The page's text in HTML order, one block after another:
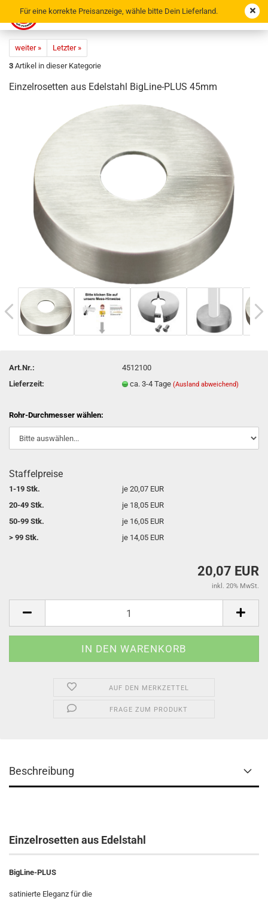
Für eine korrekte Preisanzeige, wähle bitte Dein Lieferland.
weiter »
Letzter »
3 Artikel in dieser Kategorie
Ein­zel­ro­set­ten aus Edel­stahl BigLine-​PLUS 45mm
Art.Nr.:
4512100
Lieferzeit:
ca. 3-4 Tage(Ausland abweichend)
Rohr-Durchmesser wählen:
Staffelpreise
1-19 Stk.
je 20,07 EUR
20-49 Stk.
je 18,05 EUR
50-99 Stk.
je 16,05 EUR
> 99 Stk.
je 14,05 EUR
20,07 EUR
inkl. 20% MwSt.
AUF DEN MERKZETTEL
FRAGE ZUM PRODUKT
Beschreibung
Einzelrosetten aus Edelstahl
BigLine-PLUS
satinierte Eleganz für die